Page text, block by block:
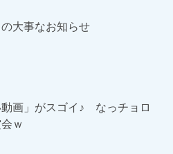
大事なお知らせ
動画」がスゴイ♪ なっチョロ
ｗ